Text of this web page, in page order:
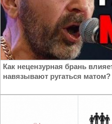
Как нецензурная брань
навязывают ругаться матом?